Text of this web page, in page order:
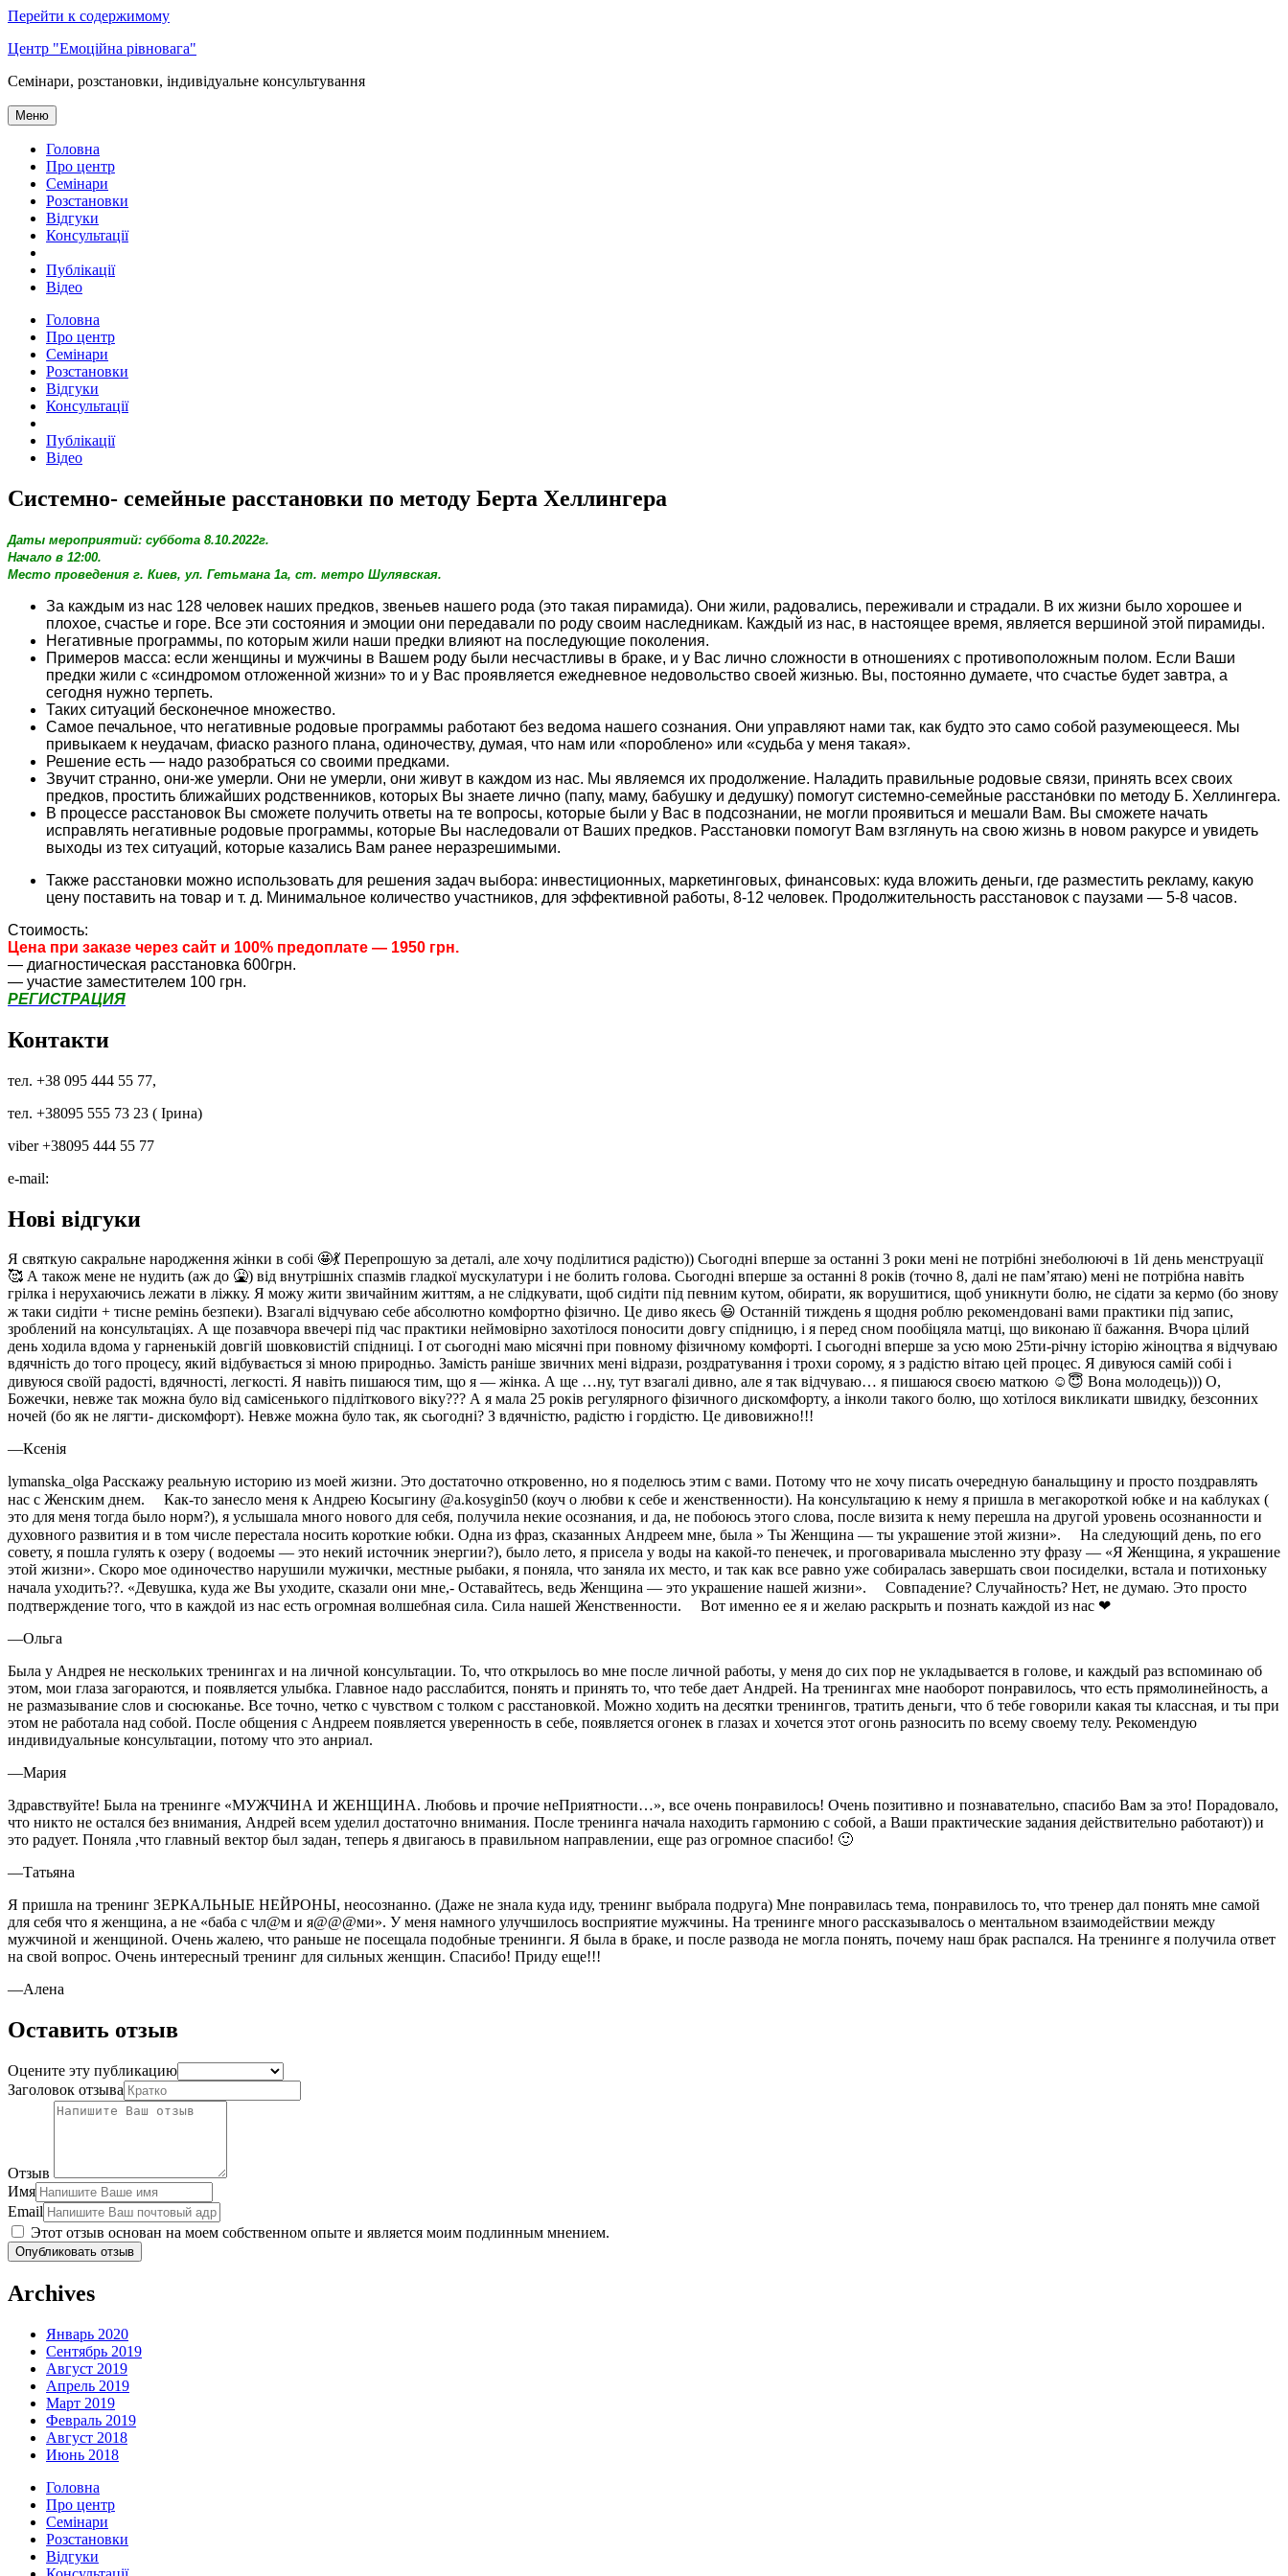
Перейти к содержимому
Центр "Емоційна рівновага"
Семінари, розстановки, індивідуальне консультування
Меню
Головна
Про центр
Семінари
Розстановки
Відгуки
Консультації
Публікації
Відео
Головна
Про центр
Семінари
Розстановки
Відгуки
Консультації
Публікації
Відео
Системно- семейные расстановки по методу Берта Хеллингера
Даты мероприятий: суббота 8.10.2022г.
Начало в 12:00.
Место проведения г. Киев, ул. Гетьмана 1а, ст. метро Шулявская.
За каждым из нас 128 человек наших предков, звеньев нашего рода (это такая пирамида). Они жили, радовались, переживали и страдали. В их жизни было хорошее и
плохое, счастье и горе. Все эти состояния и эмоции они передавали по роду своим наследникам. Каждый из нас, в настоящее время, является вершиной этой пирамиды.
Негативные программы, по которым жили наши предки влияют на последующие поколения.
Примеров масса: если женщины и мужчины в Вашем роду были несчастливы в браке, и у Вас лично сложности в отношениях с противоположным полом. Если Ваши
предки жили с «синдромом отложенной жизни» то и у Вас проявляется ежедневное недовольство своей жизнью. Вы, постоянно думаете, что счастье будет завтра, а
сегодня нужно терпеть.
Таких ситуаций бесконечное множество.
Самое печальное, что негативные родовые программы работают без ведома нашего сознания. Они управляют нами так, как будто это само собой разумеющееся. Мы
привыкаем к неудачам, фиаско разного плана, одиночеству, думая, что нам или «пороблено» или «судьба у меня такая».
Решение есть — надо разобраться со своими предками.
Звучит странно, они-же умерли. Они не умерли, они живут в каждом из нас. Мы являемся их продолжение. Наладить правильные родовые связи, принять всех своих
предков, простить ближайших родственников, которых Вы знаете лично (папу, маму, бабушку и дедушку) помогут системно-семейные расстано́вки по методу Б. Хеллингера.
В процессе расстановок Вы сможете получить ответы на те вопросы, которые были у Вас в подсознании, не могли проявиться и мешали Вам. Вы сможете начать
исправлять негативные родовые программы, которые Вы наследовали от Ваших предков. Расстановки помогут Вам взглянуть на свою жизнь в новом ракурсе и увидеть
выходы из тех ситуаций, которые казались Вам ранее неразрешимыми.
Также расстановки можно использовать для решения задач выбора: инвестиционных, маркетинговых, финансовых: куда вложить деньги, где разместить рекламу, какую
цену поставить на товар и т. д. Минимальное количество участников, для эффективной работы, 8-12 человек. Продолжительность расстановок с паузами — 5-8 часов.
Стоимость:
Цена при заказе через сайт и 100% предоплате — 1950 грн.
— диагностическая расстановка 600грн.
— участие заместителем 100 грн.
РЕГИСТРАЦИЯ
Контакти
тел. +38 095 444 55 77,
тел. +38095 555 73 23 ( Ірина)
viber +38095 444 55 77
e-mail:
Нові відгуки
Я святкую сакральне народження жінки в собі 🤩💃 Перепрошую за деталі, але хочу поділитися радістю)) Сьогодні вперше за останні 3 роки мені не потрібні знеболюючі в 1й день менструації
🥰 А також мене не нудить (аж до 🤮) від внутрішніх спазмів гладкої мускулатури і не болить голова. Сьогодні вперше за останні 8 років (точно 8, далі не пам’ятаю) мені не потрібна навіть
грілка і нерухаючись лежати в ліжку. Я можу жити звичайним життям, а не слідкувати, щоб сидіти під певним кутом, обирати, як ворушитися, щоб уникнути болю, не сідати за кермо (бо знову
ж таки сидіти + тисне ремінь безпеки). Взагалі відчуваю себе абсолютно комфортно фізично. Це диво якесь 😃 Останній тиждень я щодня роблю рекомендовані вами практики під запис,
зроблений на консультаціях. А ще позавчора ввечері під час практики неймовірно захотілося поносити довгу спідницю, і я перед сном пообіцяла матці, що виконаю її бажання. Вчора цілий
день ходила вдома у гарненькій довгій шовковистій спідниці. І от сьогодні маю місячні при повному фізичному комфорті. І сьогодні вперше за усю мою 25ти-річну історію жіноцтва я відчуваю
вдячність до того процесу, який відбувається зі мною природньо. Замість раніше звичних мені відрази, роздратування і трохи сорому, я з радістю вітаю цей процес. Я дивуюся самій собі і
дивуюся своїй радості, вдячності, легкості. Я навіть пишаюся тим, що я — жінка. А ще …ну, тут взагалі дивно, але я так відчуваю… я пишаюся своєю маткою ☺️😇 Вона молодець))) О,
Божечки, невже так можна було від самісенького підліткового віку??? А я мала 25 років регулярного фізичного дискомфорту, а інколи такого болю, що хотілося викликати швидку, безсонних
ночей (бо як не лягти- дискомфорт). Невже можна було так, як сьогодні? З вдячністю, радістю і гордістю. Це дивовижно!!!
—Ксенія
lymanska_olga Расскажу реальную историю из моей жизни. Это достаточно откровенно, но я поделюсь этим с вами. Потому что не хочу писать очередную банальщину и просто поздравлять
нас с Женским днем. ⠀ Как-то занесло меня к Андрею Косыгину @a.kosygin50 (коуч о любви к себе и женственности). На консультацию к нему я пришла в мегакороткой юбке и на каблуках (
это для меня тогда было норм?), я услышала много нового для себя, получила некие осознания, и да, не побоюсь этого слова, после визита к нему перешла на другой уровень осознанности и
духовного развития и в том числе перестала носить короткие юбки. Одна из фраз, сказанных Андреем мне, была » Ты Женщина — ты украшение этой жизни». ⠀ На следующий день, по его
совету, я пошла гулять к озеру ( водоемы — это некий источник энергии?), было лето, я присела у воды на какой-то пенечек, и проговаривала мысленно эту фразу — «Я Женщина, я украшение
этой жизни». Скоро мое одиночество нарушили мужички, местные рыбаки, я поняла, что заняла их место, и так как все равно уже собиралась завершать свои посиделки, встала и потихоньку
начала уходить??. «Девушка, куда же Вы уходите, сказали они мне,- Оставайтесь, ведь Женщина — это украшение нашей жизни». ⠀ Совпадение? Случайность? Нет, не думаю. Это просто
подтверждение того, что в каждой из нас есть огромная волшебная сила. Сила нашей Женственности. ⠀ Вот именно ее я и желаю раскрыть и познать каждой из нас ❤
—Ольга
Была у Андрея не нескольких тренингах и на личной консультации. То, что открылось во мне после личной работы, у меня до сих пор не укладывается в голове, и каждый раз вспоминаю об
этом, мои глаза загораются, и появляется улыбка. Главное надо расслабится, понять и принять то, что тебе дает Андрей. На тренингах мне наоборот понравилось, что есть прямолинейность, а
не размазывание слов и сюсюканье. Все точно, четко с чувством с толком с расстановкой. Можно ходить на десятки тренингов, тратить деньги, что б тебе говорили какая ты классная, и ты при
этом не работала над собой. После общения с Андреем появляется уверенность в себе, появляется огонек в глазах и хочется этот огонь разносить по всему своему телу. Рекомендую
индивидуальные консультации, потому что это анриал.
—Мария
Здравствуйте! Была на тренинге «МУЖЧИНА И ЖЕНЩИНА. Любовь и прочие неПриятности…», все очень понравилось! Очень позитивно и познавательно, спасибо Вам за это! Порадовало,
что никто не остался без внимания, Андрей всем уделил достаточно внимания. После тренинга начала находить гармонию с собой, а Ваши практические задания действительно работают)) и
это радует. Поняла ,что главный вектор был задан, теперь я двигаюсь в правильном направлении, еще раз огромное спасибо! 🙂
—Татьяна
Я пришла на тренинг ЗЕРКАЛЬНЫЕ НЕЙРОНЫ, неосознанно. (Даже не знала куда иду, тренинг выбрала подруга) Мне понравилась тема, понравилось то, что тренер дал понять мне самой
для себя что я женщина, а не «баба с чл@м и я@@@ми». У меня намного улучшилось восприятие мужчины. На тренинге много рассказывалось о ментальном взаимодействии между
мужчиной и женщиной. Очень жалею, что раньше не посещала подобные тренинги. Я была в браке, и после развода не могла понять, почему наш брак распался. На тренинге я получила ответ
на свой вопрос. Очень интересный тренинг для сильных женщин. Спасибо! Приду еще!!!
—Алена
Оставить отзыв
Оцените эту публикацию
Заголовок отзыва
Отзыв
Имя
Email
Этот отзыв основан на моем собственном опыте и является моим подлинным мнением.
Опубликовать отзыв
Archives
Январь 2020
Сентябрь 2019
Август 2019
Апрель 2019
Март 2019
Февраль 2019
Август 2018
Июнь 2018
Головна
Про центр
Семінари
Розстановки
Відгуки